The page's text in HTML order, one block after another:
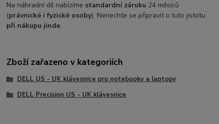
Na náhradní díl nabízíme standardní záruku 24 měsíců
(právnické i fyzické osoby). Nenechte se připravit o tuto jistotu
při nákupu jinde.
Zboží zařazeno v kategoriích
DELL US - UK klávesnice pro notebooky a laptopy
DELL Precision US - UK klávesnice